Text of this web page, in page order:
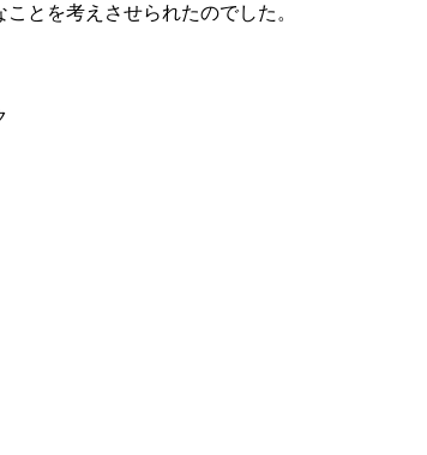
ことを考えさせられたのでした。